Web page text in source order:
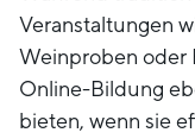
Veranstaltungen
Weinproben oder
Online-Bildung
bieten, wenn sie